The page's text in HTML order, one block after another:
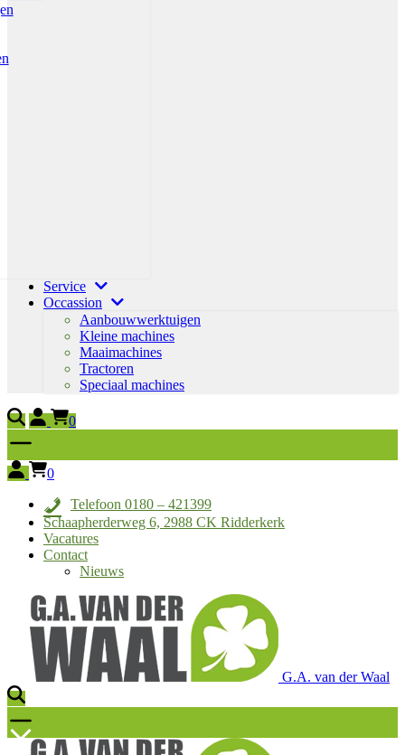
Service
Occassion
Aanbouwwerktuigen
Kleine machines
Maaimachines
Tractoren
Speciaal machines
0
0
Telefoon 0180 – 421399
Schaapherderweg 6, 2988 CK Ridderkerk
Vacatures
Contact
Nieuws
G.A. van der Waal